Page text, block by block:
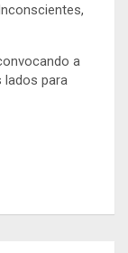
a
lados para